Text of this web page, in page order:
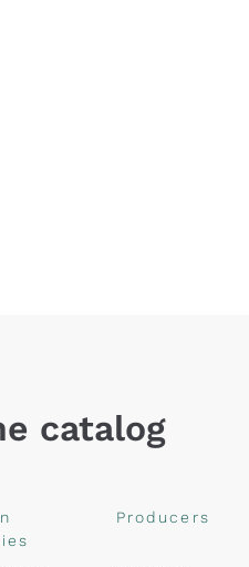
catalog
Producers